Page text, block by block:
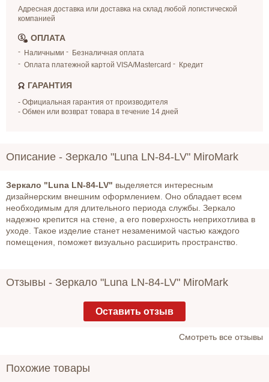
Адресная доставка или доставка на склад любой логистической
компанией
ОПЛАТА
Наличными
Безналичная оплата
Оплата платежной картой VISA/Mastercard
Кредит
ГАРАНТИЯ
- Официальная гарантия от производителя
- Обмен или возврат товара в течение 14 дней
Описание - Зеркало "Luna LN-84-LV" MiroMark
Зеркало "Luna LN-84-LV" выделяется интересным
дизайнерским внешним оформлением. Оно обладает всем
необходимым для длительного периода службы. Зеркало
надежно крепится на стене, а его поверхность неприхотлива в
уходе. Такое изделие станет незаменимой частью каждого
помещения, поможет визуально расширить пространство.
Отзывы - Зеркало "Luna LN-84-LV" MiroMark
Оставить отзыв
Cмотреть все отзывы
Похожие товары